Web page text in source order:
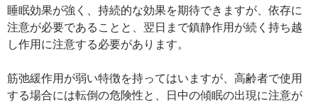
睡眠効果が強く、持続的な効果を期待できますが、依存に
注意が必要であることと、翌日まで鎮静作用が続く持ち越
し作用に注意する必要があります。
筋弛緩作用が弱い特徴を持ってはいますが、高齢者で使用
する場合には転倒の危険性と、日中の傾眠の出現に注意が